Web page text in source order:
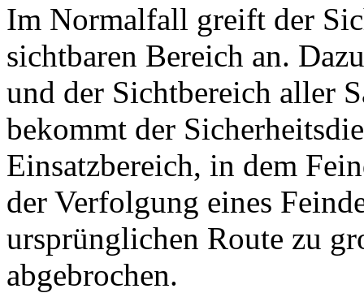
Im Normalfall greift der
sichtbaren Bereich an.
und der Sichtbereich aller
bekommt der
Einsatzbereich, in dem
der Verfolgung eines
ursprünglichen Route zu
abgebrochen.